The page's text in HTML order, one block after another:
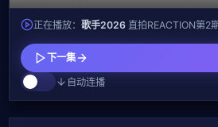
正在播放： 歌手2026 直拍REACTION第2
下一集
自动连播